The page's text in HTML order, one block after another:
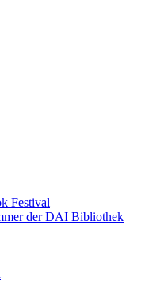
Festival
der DAI Bibliothek